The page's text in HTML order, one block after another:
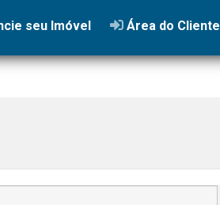
seu Imóvel Área do Cliente